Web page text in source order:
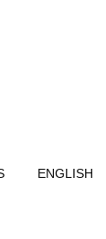
ENGLISH